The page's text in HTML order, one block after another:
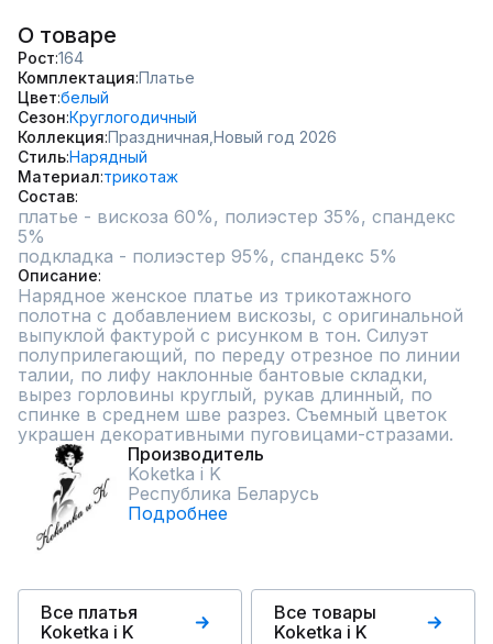
О товаре
Рост 164
Комплектация Платье
Цвет белый
Сезон Круглогодичный
Коллекция Праздничная, Новый год 2026
СтильНарядный
Материал трикотаж
Состав
платье - вискоза 60%, полиэстер 35%, спандекс
5%
подкладка - полиэстер 95%, спандекс 5%
Описание
Нарядное женское платье из трикотажного
полотна с добавлением вискозы, с оригинальной
выпуклой фактурой с рисунком в тон. Силуэт
полуприлегающий, по переду отрезное по линии
талии, по лифу наклонные бантовые складки,
вырез горловины круглый, рукав длинный, по
спинке в среднем шве разрез. Съемный цветок
украшен декоративными пуговицами-стразами.
Производитель
Koketka i K
Республика Беларусь
Подробнее
Все платья
Koketka i K
Все товары
Koketka i K